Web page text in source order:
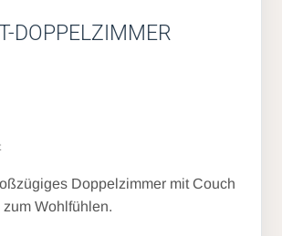
DOPPELZIMMER
Doppelzimmer mit Couch
Wohlfühlen.